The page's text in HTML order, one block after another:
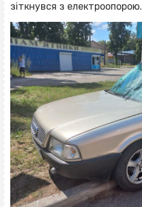
зіткнувся з електроопорою.